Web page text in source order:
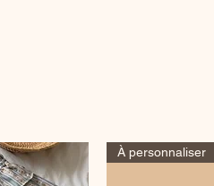
À personnaliser